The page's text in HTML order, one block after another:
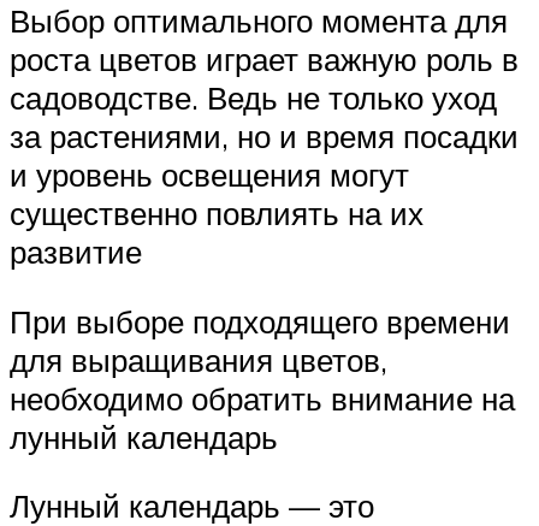
Выбор оптимального момента для
роста цветов играет важную роль в
садоводстве. Ведь не только уход
за растениями, но и время посадки
и уровень освещения могут
существенно повлиять на их
развитие
При выборе подходящего времени
для выращивания цветов,
необходимо обратить внимание на
лунный календарь
Лунный календарь — это